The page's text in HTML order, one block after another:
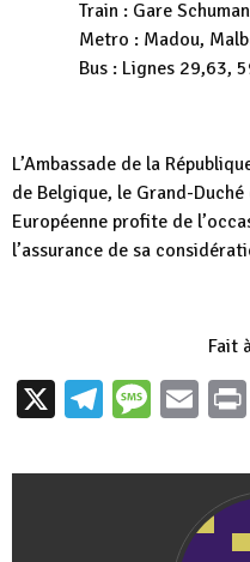
Train : Gare Schuman
Metro : Madou,
Bus : Lignes 29,63, 59 ;
L’Ambassade de la
de Belgique, le Grand-
Européenne profite de
l’assurance de sa
Fait à
X Telegram